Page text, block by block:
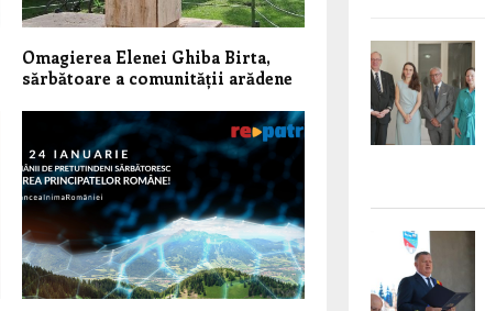
Omagierea Elenei Ghiba Birta,
sărbătoare a comunității arădene